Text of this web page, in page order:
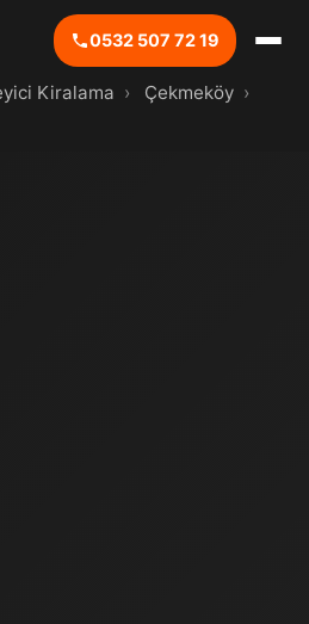
0532 507 72 19
Kiralama › Çekmeköy ›